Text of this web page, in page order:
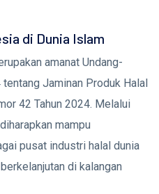
di Dunia Islam
amanat Undang-
Jaminan Produk Halal
42 Tahun 2024. Melalui
mampu
pusat industri halal dunia
di kalangan